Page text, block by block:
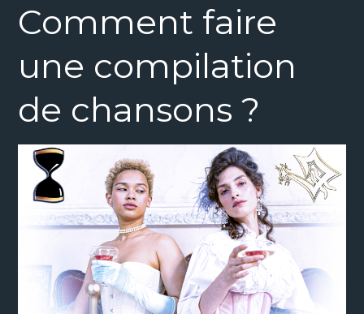
Comment faire
une compilation
de chansons ?